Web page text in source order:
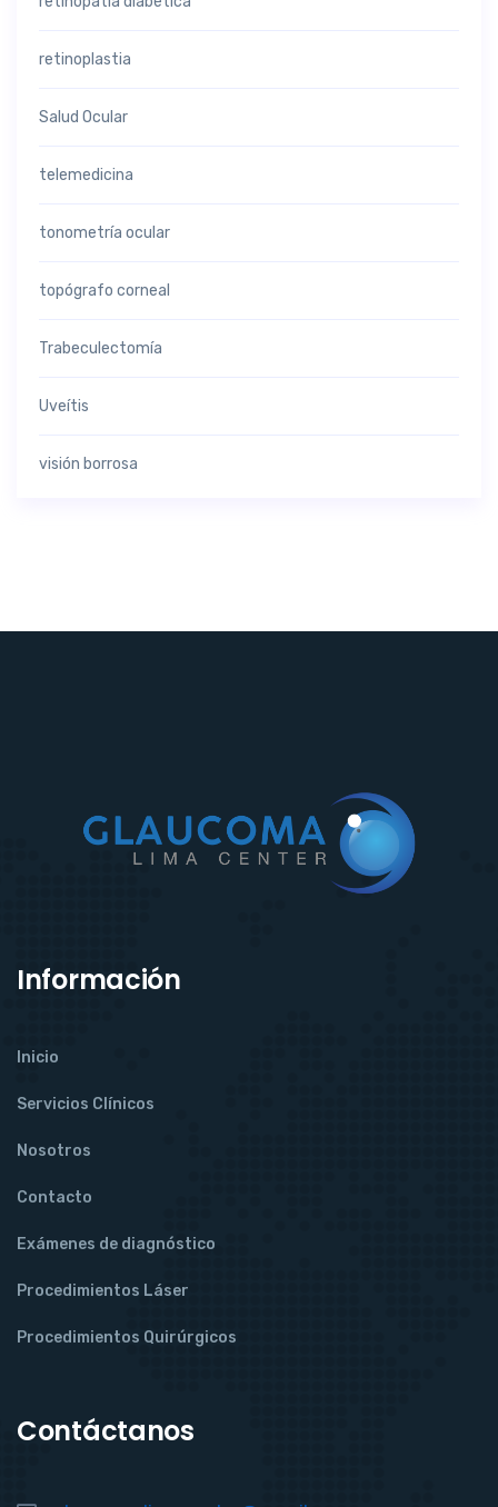
retinoplastia
Salud Ocular
telemedicina
tonometría ocular
topógrafo corneal
Trabeculectomía
Uveítis
visión borrosa
Información
Inicio
Servicios Clínicos
Nosotros
Contacto
Exámenes de diagnóstico
Procedimientos Láser
Procedimientos Quirúrgicos
Contáctanos